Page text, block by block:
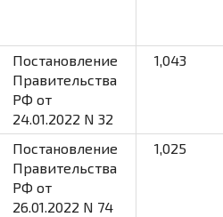
Постановление
Правительства
РФ от
24.01.2022 N 32
1,043
Постановление
Правительства
РФ от
26.01.2022 N 74
1,025